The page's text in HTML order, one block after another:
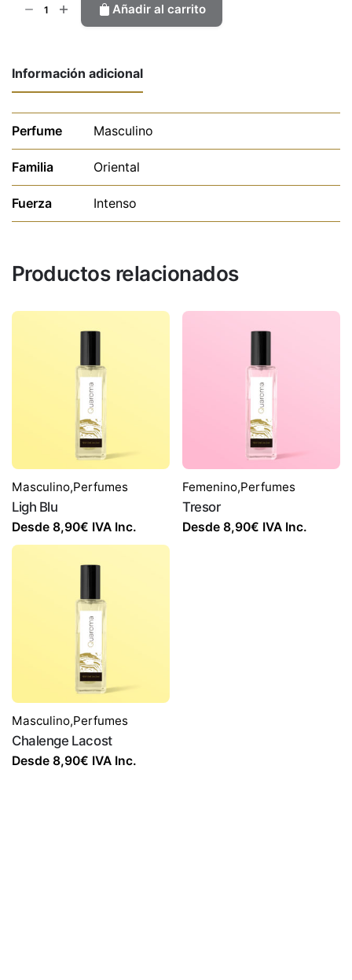
Añadir al carrito
Información adicional
Perfume Masculino
Familia Oriental
Fuerza Intenso
Productos relacionados
Masculino,Perfumes
Ligh Blu
Desde 8,90€ IVA Inc.
Femenino,Perfumes
Tresor
Desde 8,90€ IVA Inc.
Masculino,Perfumes
Chalenge Lacost
Desde 8,90€ IVA Inc.